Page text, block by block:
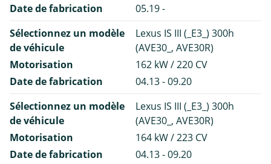
Date de fabrication
05.19 -
Sélectionnez un modèle
de véhicule
Lexus IS III (_E3_) 300h
(AVE30_, AVE30R)
Motorisation
162 kW / 220 CV
Date de fabrication
04.13 - 09.20
Sélectionnez un modèle
de véhicule
Lexus IS III (_E3_) 300h
(AVE30_, AVE30R)
Motorisation
164 kW / 223 CV
Date de fabrication
04.13 - 09.20